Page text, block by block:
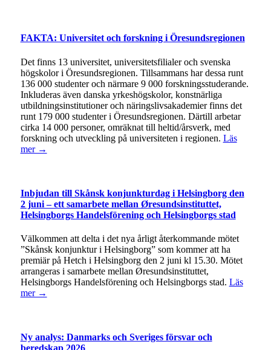
FAKTA: Universitet och forskning i Öresundsregionen
Det finns 13 universitet, universitetsfilialer och svenska
högskolor i Öresundsregionen. Tillsammans har dessa runt
136 000 studenter och närmare 9 000 forskningsstuderande.
Inkluderas även danska yrkeshögskolor, konstnärliga
utbildningsinstitutioner och näringslivsakademier finns det
runt 179 000 studenter i Öresundsregionen. Därtill arbetar
cirka 14 000 personer, omräknat till heltid/årsverk, med
forskning och utveckling på universiteten i regionen. Läs
mer →
Inbjudan till Skånsk konjunkturdag i Helsingborg den
2 juni – ett samarbete mellan Øresundsinstituttet,
Helsingborgs Handelsförening och Helsingborgs stad
Välkommen att delta i det nya årligt återkommande mötet
”Skånsk konjunktur i Helsingborg” som kommer att ha
premiär på Hetch i Helsingborg den 2 juni kl 15.30. Mötet
arrangeras i samarbete mellan Øresundsinstituttet,
Helsingborgs Handelsförening och Helsingborgs stad. Läs
mer →
Ny analys: Danmarks och Sveriges försvar och